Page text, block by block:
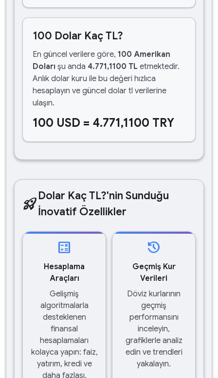
100 Dolar Kaç TL?
En güncel verilere göre, 100 Amerikan
Doları şu anda 4.771,1100 TL etmektedir.
Anlık dolar kuru ile bu değeri hızlıca
hesaplayın ve güncel dolar tl verilerine
ulaşın.
100 USD = 4.771,1100 TRY
rocket_launchDolar Kaç TL?'nin Sunduğu
İnovatif Özellikler
calculate
Hesaplama
Araçları
Gelişmiş
algoritmalarla
desteklenen
finansal
hesaplamaları
kolayca yapın: faiz,
yatırım, kredi ve
daha fazlası.
history
Geçmiş Kur
Verileri
Döviz kurlarının
geçmiş
performansını
inceleyin,
grafiklerle analiz
edin ve trendleri
yakalayın.